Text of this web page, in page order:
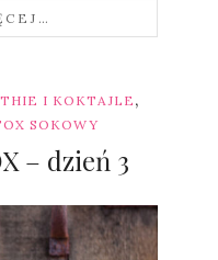
I KOKTAJLE ,
SOKOWY
– dzień 3